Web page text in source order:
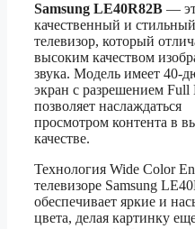
Samsung LE40R82B —
качественный и стильный
телевизор, который
высоким качеством
звука. Модель имеет 40-
экран с разрешением Full
позволяет наслаждаться
просмотром контента в
качестве.
Технология Wide Color
телевизоре Samsung
обеспечивает яркие и
цвета, делая картинку